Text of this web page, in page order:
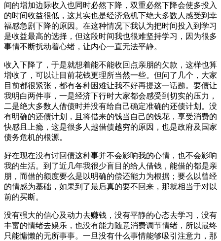
间的增加边际收入也同时必然下降，双重必然下降会使多投入
的时间收益很低，这其实也是经济危机下绝大多数人感受到幸
福感急剧下降的原因。在这种情况下我认为把时间投入到学习
是收益最高的选择，但这段时间我也很难坚持学习，因为很多
事情不断扰动着心绪，让内心一直无法平静。
收入下降了，于是就想着能不能收回点亲朋的欠款，这样也算
增收了，可以让目前花钱更理所当然一些。但问了几个，大家
目前都很紧张，都有各种困难让我不好再提这一话题。要债让
我明白两件事，一是经济下行时大家都会感受到切实的压力，
二是绝大多数人借债时并没有给自己确定准确的还债计划。没
有明确的还债计划，且将借来的钱当自己的钱花，享受消费的
快感且上瘾，这是很多人越借债越穷的原因，也是政府及国家
债务危机的根源。
好在现在没有讨回债这种事并不会影响我的心情，也不会影响
我的生活。到了近几年我很少盲目的给人借钱，能借的都是亲
朋，而借的额度要么是以明确的偿还能力为根据；要么以曾经
的情感为基础，如果到了最后真的要不回来，那就相当于对以
前的买断。
没有强大的信心及动力去赚钱，没有平静的心态去学习，没有
丰富的情绪去娱乐，也没有能力随意消费调节情绪，所以最终
只能慵懒的无所事事。一旦没有什么事情能够吸引注意力，那